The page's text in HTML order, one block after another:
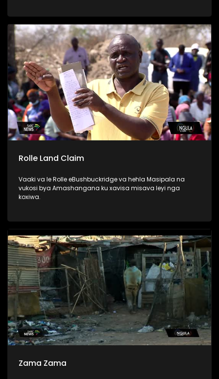
vurhangeri byintswa.
Rolle Land Claim
Vaaki va le Rolle eBushbuckridge va hehla Masipala na
vukosi bya Amashangana ku xavisa misava leyi nga
koxiwa.
Zama Zama